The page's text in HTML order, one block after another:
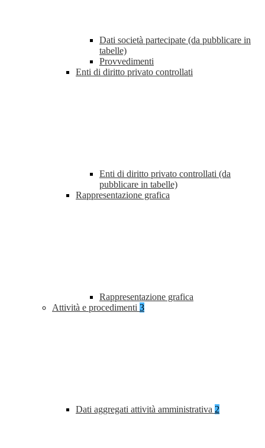
Dati società partecipate (da pubblicare in
tabelle)
Provvedimenti
Enti di diritto privato controllati
Enti di diritto privato controllati (da
pubblicare in tabelle)
Rappresentazione grafica
Rappresentazione grafica
Attività e procedimenti 3
Dati aggregati attività amministrativa 2